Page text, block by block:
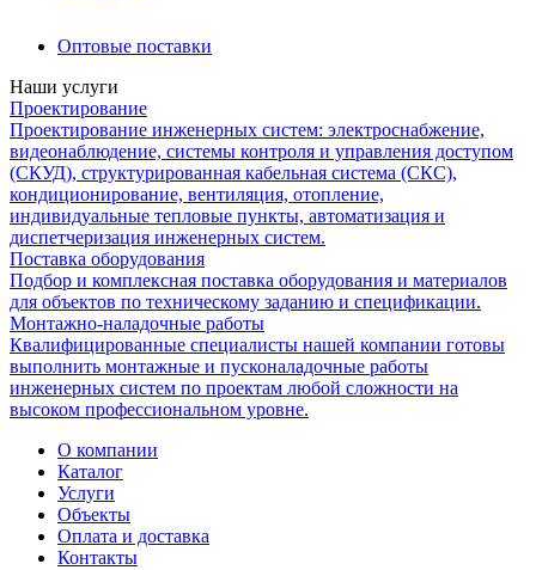
Оптовые поставки
Наши услуги
Проектирование
Проектирование инженерных систем: электроснабжение,
видеонаблюдение, системы контроля и управления доступом
(СКУД), структурированная кабельная система (СКС),
кондиционирование, вентиляция, отопление,
индивидуальные тепловые пункты, автоматизация и
диспетчеризация инженерных систем.
Поставка оборудования
Подбор и комплексная поставка оборудования и материалов
для объектов по техническому заданию и спецификации.
Монтажно-наладочные работы
Квалифицированные специалисты нашей компании готовы
выполнить монтажные и пусконаладочные работы
инженерных систем по проектам любой сложности на
высоком профессиональном уровне.
О компании
Каталог
Услуги
Объекты
Оплата и доставка
Контакты